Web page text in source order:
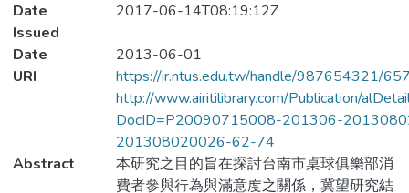
Date
Issued
2017-06-14T08:19:12Z
Date
2013-06-01
URI
https://ir.ntus.edu.tw/handle/987654321/
http://www.airitilibrary.com/Publication/
DocID=P20090715008-201306-
201308020026-62-74
Abstract
本研究之目的旨在探討台南市桌球俱樂部消
費者參與行為與滿意度之關係，冀望研究結